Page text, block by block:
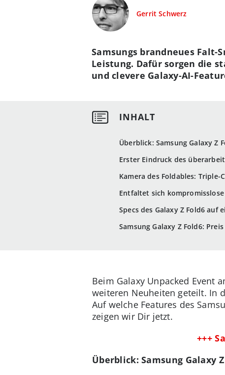
Gerrit Schwerz
Überblick: Samsung Galaxy Z
Erster Eindruck des
Kamera des Foldables: Triple-
Entfaltet sich kompromisslose
Specs des Galaxy Z Fold6 auf
Samsung Galaxy Z Fold6:
Samsungs brandneues
Leistung. Dafür sorgen die
und clevere Galaxy-AI-
Beim Galaxy Unpacked Event
weiteren Neuheiten geteilt. In
Auf welche Features des
zeigen wir Dir jetzt.
+++
Überblick: Samsung Galaxy